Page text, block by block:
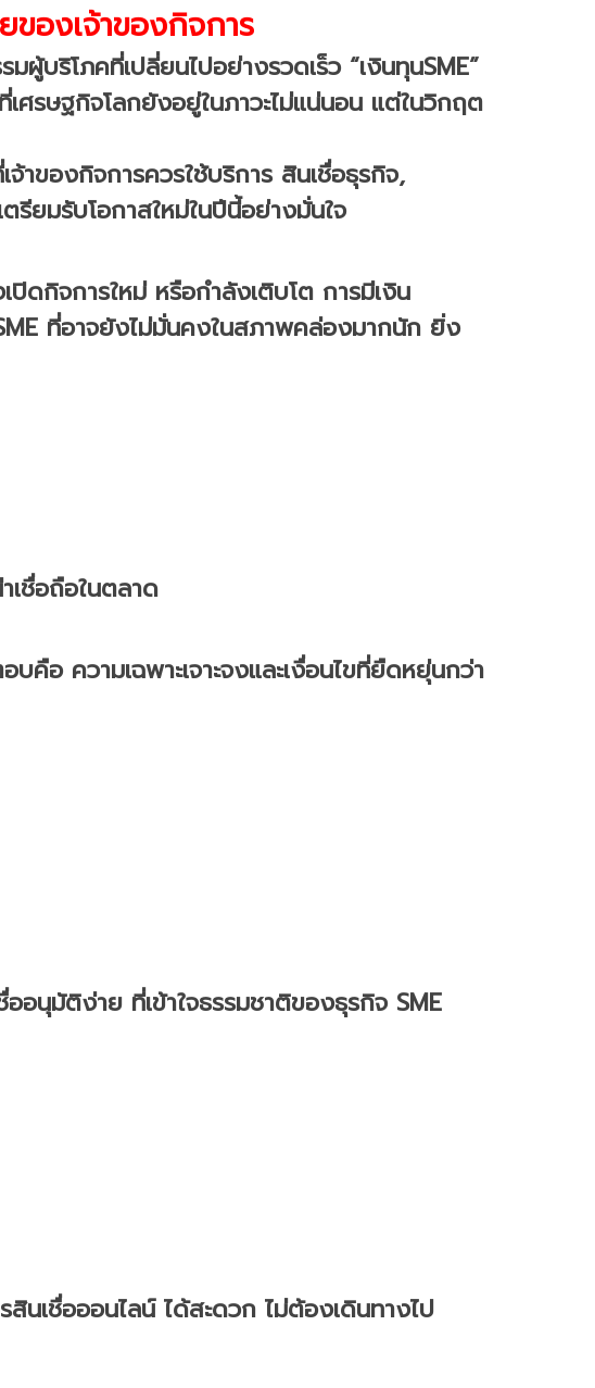
ของเจ้าของกิจการ
ริโภคที่เปลี่ยนไปอย่างรวดเร็ว “เงินทุนSME”
ศรษฐกิจโลกยังอยู่ในภาวะไม่แน่นอน แต่ในวิกฤต
าของกิจการควรใช้บริการ สินเชื่อธุรกิจ,
รียมรับโอกาสใหม่ในปีนี้อย่างมั่นใจ
ปิดกิจการใหม่ หรือกำลังเติบโต การมีเงิน
ที่อาจยังไม่มั่นคงในสภาพคล่องมากนัก ยิ่ง
เชื่อถือในตลาด
คือ ความเฉพาะเจาะจงและเงื่อนไขที่ยืดหยุ่นกว่า
อนุมัติง่าย ที่เข้าใจธรรมชาติของธุรกิจ SME
นเชื่อออนไลน์ ได้สะดวก ไม่ต้องเดินทางไป